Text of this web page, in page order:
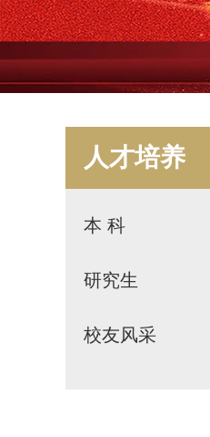
人才培养
本 科
研究生
校友风采